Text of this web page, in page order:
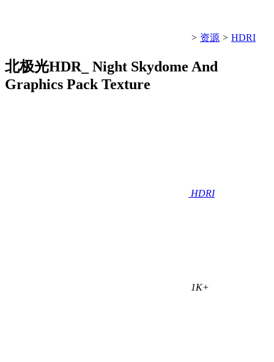
> 资源 > HDRI
北极光HDR_ Night Skydome And
Graphics Pack Texture
HDRI
1K+